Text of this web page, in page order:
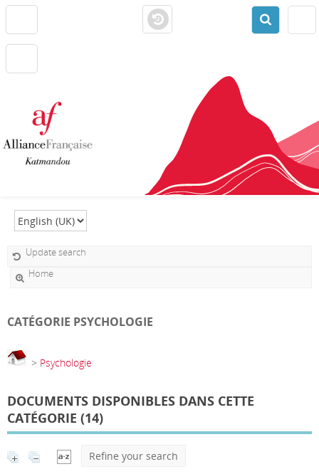
Select language
Update search
Home
CATÉGORIE PSYCHOLOGIE
> Psychologie
DOCUMENTS DISPONIBLES DANS CETTE
CATÉGORIE (14)
Refine your search